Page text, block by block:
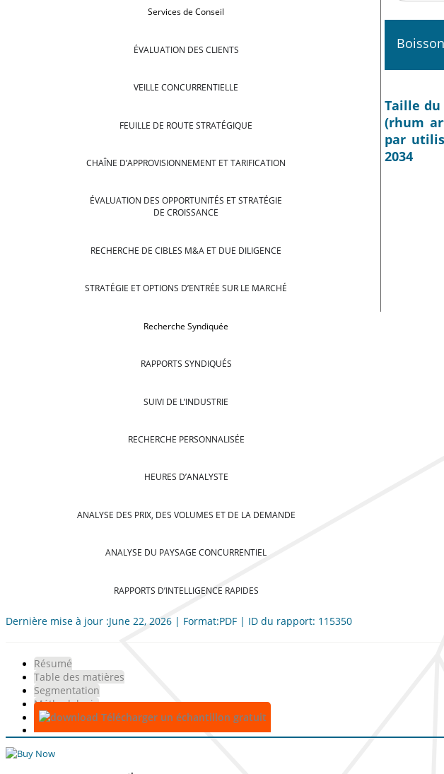
Services de Conseil
ÉVALUATION DES CLIENTS
VEILLE CONCURRENTIELLE
FEUILLE DE ROUTE STRATÉGIQUE
CHAÎNE D’APPROVISIONNEMENT ET TARIFICATION
ÉVALUATION DES OPPORTUNITÉS ET STRATÉGIE
DE CROISSANCE
RECHERCHE DE CIBLES M&A ET DUE DILIGENCE
STRATÉGIE ET OPTIONS D’ENTRÉE SUR LE MARCHÉ
Recherche Syndiquée
RAPPORTS SYNDIQUÉS
SUIVI DE L’INDUSTRIE
RECHERCHE PERSONNALISÉE
HEURES D’ANALYSTE
ANALYSE DES PRIX, DES VOLUMES ET DE LA DEMANDE
ANALYSE DU PAYSAGE CONCURRENTIEL
RAPPORTS D’INTELLIGENCE RAPIDES
Taille
(rhum
par
2034
Dernière mise à jour :June 22, 2026 | Format:PDF | ID du rapport: 115350
Résumé
Table des matières
Segmentation
Méthodologie
Télécharger un échantillon gratuit